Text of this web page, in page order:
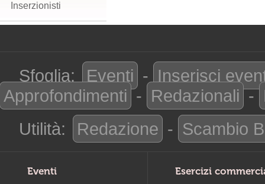
Inserzionisti
Sfoglia: Eventi - Inserisci
Approfondimenti - Redazionali -
Utilità:
Redazione - Scambio
Eventi Esercizi